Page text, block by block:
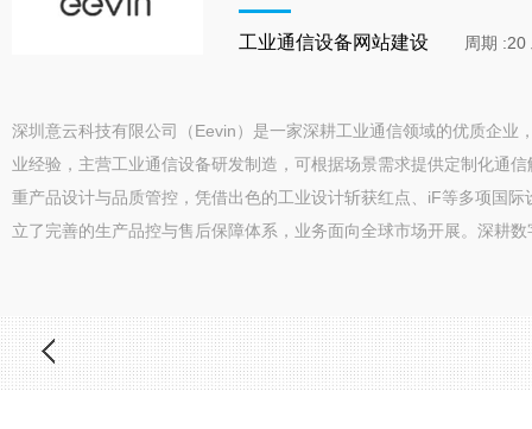
工业通信设备网站建设 周期 :20
深圳意云科技有限公司（Eevin）是一家深耕工业通信领域的优质企业
业经验，主营工业通信设备研发制造，可根据场景需求提供定制化通
重产品设计与品质管控，凭借出色的工业设计斩获红点、iF等多项国际
立了完善的生产品控与售后保障体系，业务面向全球市场开展。深耕数